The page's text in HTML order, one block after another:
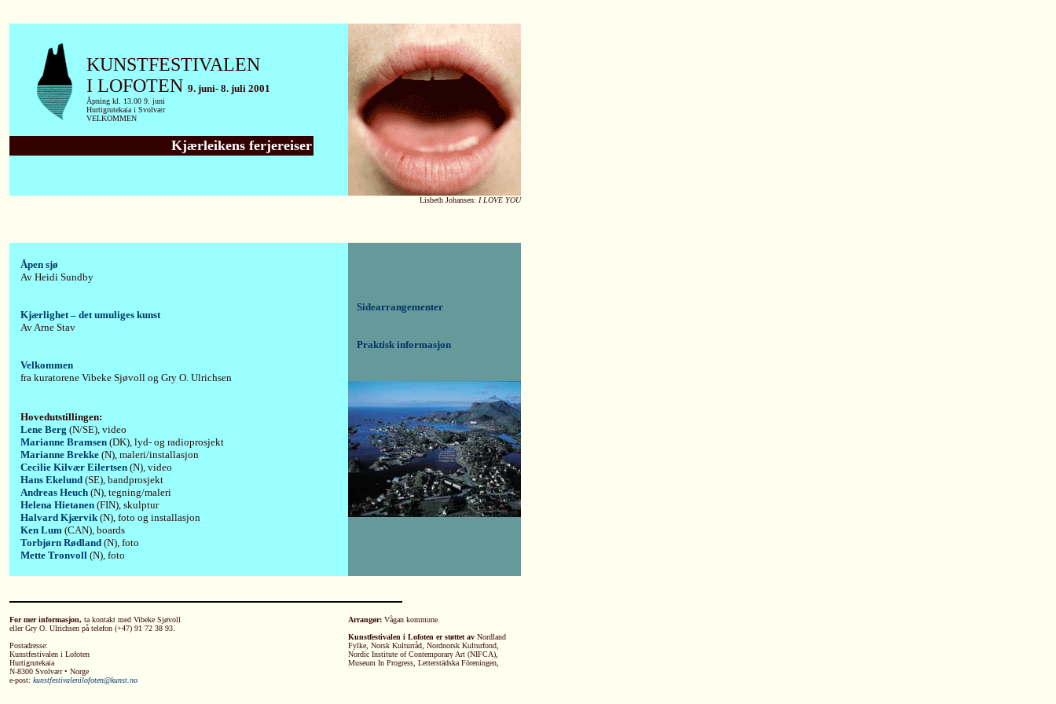
KUNSTFESTIVALEN
I LOFOTEN 9. juni- 8. juli 2001
Åpning kl. 13.00 9. juni
Hurtigrutekaia i Svolvær
VELKOMMEN
Kjærleikens ferjereiser
Lisbeth Johansen: I LOVE YOU
Åpen sjø
Av Heidi Sundby
Kjærlighet – det umuliges kunst
Av Arne Stav
Velkommen
fra kuratorene Vibeke Sjøvoll og Gry O. Ulrichsen
Hovedutstillingen:
Lene Berg (N/SE), video
Marianne Bramsen (DK), lyd- og radioprosjekt
Marianne Brekke (N), maleri/installasjon
Cecilie Kilvær Eilertsen (N), video
Hans Ekelund (SE), bandprosjekt
Andreas Heuch (N), tegning/maleri
Helena Hietanen (FIN), skulptur
Halvard Kjærvik (N), foto og installasjon
Ken Lum (CAN), boards
Torbjørn Rødland (N), foto
Mette Tronvoll (N), foto
Sidearrangementer
Praktisk informasjon
For mer informasjon, ta kontakt med Vibeke Sjøvoll
eller Gry O. Ulrichsen på telefon (+47) 91 72 38 93.
Postadresse:
Kunstfestivalen i Lofoten
Hurtigrutekaia
N-8300 Svolvær • Norge
e-post: kunstfestivalenilofoten@kunst.no
Arrangør: Vågan kommune.
Kunstfestivalen i Lofoten er støttet av Nordland
Fylke, Norsk Kulturråd, Nordnorsk Kulturfond,
Nordic Institute of Contemporary Art (NIFCA),
Museum In Progress, Letterstädska Föreningen,